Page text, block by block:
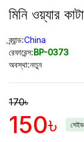
মিনি ওয়্যার
ব্র্যান্ড:China
রেফারেন্স:BP-0373
অবস্থা:নতুন
170৳
150৳